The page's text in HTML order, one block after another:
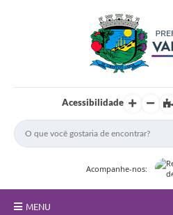
Acessibilidade
Acompanhe-nos:
MENU